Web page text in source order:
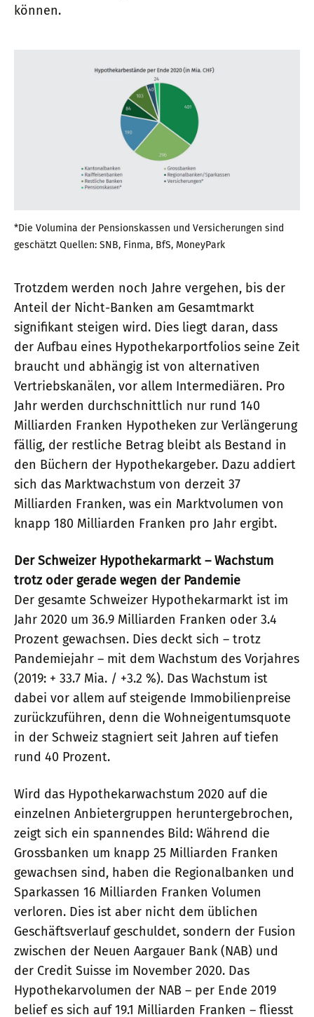
können.
*Die Volumina der Pensionskassen und Versicherungen sind
geschätzt Quellen: SNB, Finma, BfS, MoneyPark
Trotzdem werden noch Jahre vergehen, bis der
Anteil der Nicht-Banken am Gesamtmarkt
signifikant steigen wird. Dies liegt daran, dass
der Aufbau eines Hypothekarportfolios seine Zeit
braucht und abhängig ist von alternativen
Vertriebskanälen, vor allem Intermediären. Pro
Jahr werden durchschnittlich nur rund 140
Milliarden Franken Hypotheken zur Verlängerung
fällig, der restliche Betrag bleibt als Bestand in
den Büchern der Hypothekargeber. Dazu addiert
sich das Marktwachstum von derzeit 37
Milliarden Franken, was ein Marktvolumen von
knapp 180 Milliarden Franken pro Jahr ergibt.
Der Schweizer Hypothekarmarkt – Wachstum
trotz oder gerade wegen der Pandemie
Der gesamte Schweizer Hypothekarmarkt ist im
Jahr 2020 um 36.9 Milliarden Franken oder 3.4
Prozent gewachsen. Dies deckt sich – trotz
Pandemiejahr – mit dem Wachstum des Vorjahres
(2019: + 33.7 Mia. / +3.2 %). Das Wachstum ist
dabei vor allem auf steigende Immobilienpreise
zurückzuführen, denn die Wohneigentumsquote
in der Schweiz stagniert seit Jahren auf tiefen
rund 40 Prozent.
Wird das Hypothekarwachstum 2020 auf die
einzelnen Anbietergruppen heruntergebrochen,
zeigt sich ein spannendes Bild: Während die
Grossbanken um knapp 25 Milliarden Franken
gewachsen sind, haben die Regionalbanken und
Sparkassen 16 Milliarden Franken Volumen
verloren. Dies ist aber nicht dem üblichen
Geschäftsverlauf geschuldet, sondern der Fusion
zwischen der Neuen Aargauer Bank (NAB) und
der Credit Suisse im November 2020. Das
Hypothekarvolumen der NAB – per Ende 2019
belief es sich auf 19.1 Milliarden Franken – fliesst